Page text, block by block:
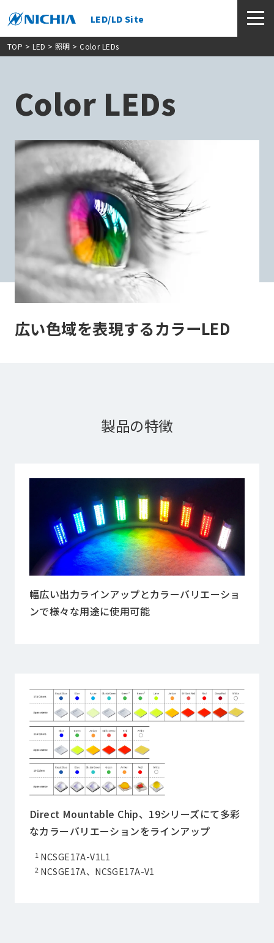
LED/LD Site
TOP > LED > 照明 > Color LEDs
Color LEDs
広い色域を表現するカラーLED
製品の特徴
幅広い出力ラインアップとカラーバリエーショ
ンで様々な用途に使用可能
Direct Mountable Chip、19シリーズにて多彩
なカラーバリエーションをラインアップ
NCSGE17A-V1L1
NCSGE17A、NCSGE17A-V1